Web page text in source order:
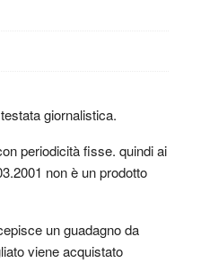
giornalistica.
periodicità fisse. quindi ai
non è un prodotto
un guadagno da
viene acquistato